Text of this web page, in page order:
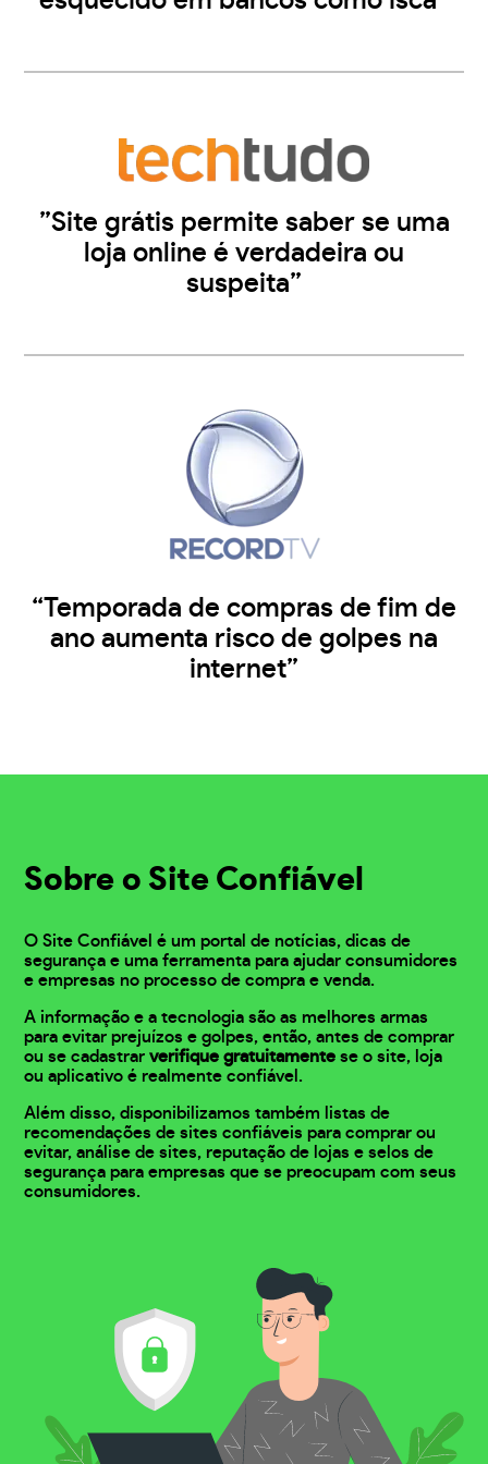
”Site grátis permite saber se uma
loja online é verdadeira ou
suspeita”
“Temporada de compras de fim de
ano aumenta risco de golpes na
internet”
Sobre o Site Confiável
O Site Confiável é um portal de notícias, dicas de
segurança e uma ferramenta para ajudar consumidores
e empresas no processo de compra e venda.
A informação e a tecnologia são as melhores armas
para evitar prejuízos e golpes, então, antes de comprar
ou se cadastrarverifique gratuitamente se o site, loja
ou aplicativo é realmente confiável.
Além disso, disponibilizamos também listas de
recomendações de sites confiáveis para comprar ou
evitar, análise de sites, reputação de lojas e selos de
segurança para empresas que se preocupam com seus
consumidores.